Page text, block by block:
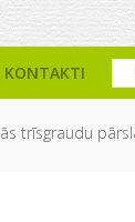
KONTAKTI
trīsgraudu